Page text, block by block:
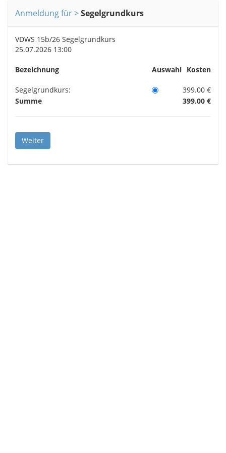
Anmeldung für Segelgrundkurs
VDWS 15b/26 Segelgrundkurs
25.07.2026 13:00
Bezeichnung Auswahl Kosten
Segelgrundkurs:
399.00 €
Summe
399.00 €